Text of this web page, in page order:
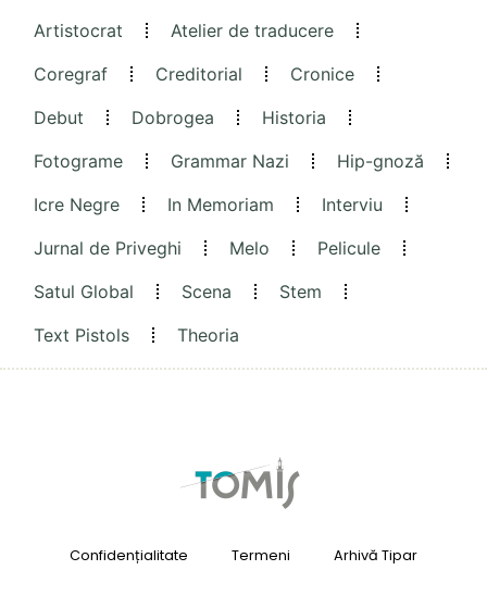
Artistocrat
Atelier de traducere
Coregraf
Creditorial
Cronice
Debut
Dobrogea
Historia
Fotograme
Grammar Nazi
Hip-gnoză
Icre Negre
In Memoriam
Interviu
Jurnal de Priveghi
Melo
Pelicule
Satul Global
Scena
Stem
Text Pistols
Theoria
Confidențialitate Termeni Arhivă Tipar